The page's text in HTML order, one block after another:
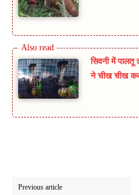
सिवनी में पालतू
ने चीख चीख कर
Previous article